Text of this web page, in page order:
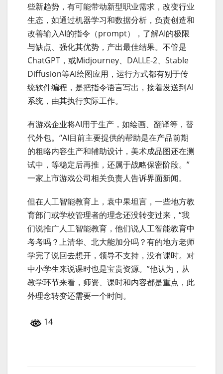
些新趋势，有可能带动新型职业需求，改变行业
生态，如通过机器学习和数据分析，负责创造和
改善输入AI的指令（prompt），了解AI的极限
与缺点、强化其优势，产出最佳结果。不管是
ChatGPT，或Midjourney、DALLE-2、Stable
Diffusion等AI绘图应用，运行方式都有别于传
统软件编程，是把指令语言写出，接着发送到AI
系统，由其执行实际工作。
有游戏企业将AI用于生产，如绘画、翻译等，替
代外包。“AI目前主要提供的帮助是在产品前期
的粗略内容生产和辅助设计，美术成品图还在测
试中，等稳定后再推，还属于战略保密阶段。”
一家上市游戏公司相关负责人告诉界面新闻。
但在人工智能教育上，袁中果坦言，一些地方教
育部门或学校管理者的理念还没转变过来，“我
们说推广人工智能教育，他们说人工智能教育中
考考吗？上清华、北大能加分吗？有的地方老师
学完了说回去想开，领导不支持，没有课时。对
中小学生来说课时也是宝贵资源。”他认为，从
教学环节来看，师资、课时和内容都是重点，此
外理念转变还需要一个时间。
14